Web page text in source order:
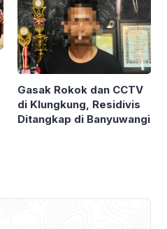
Gasak Rokok dan CCTV
di Klungkung, Residivis
Ditangkap di Banyuwangi